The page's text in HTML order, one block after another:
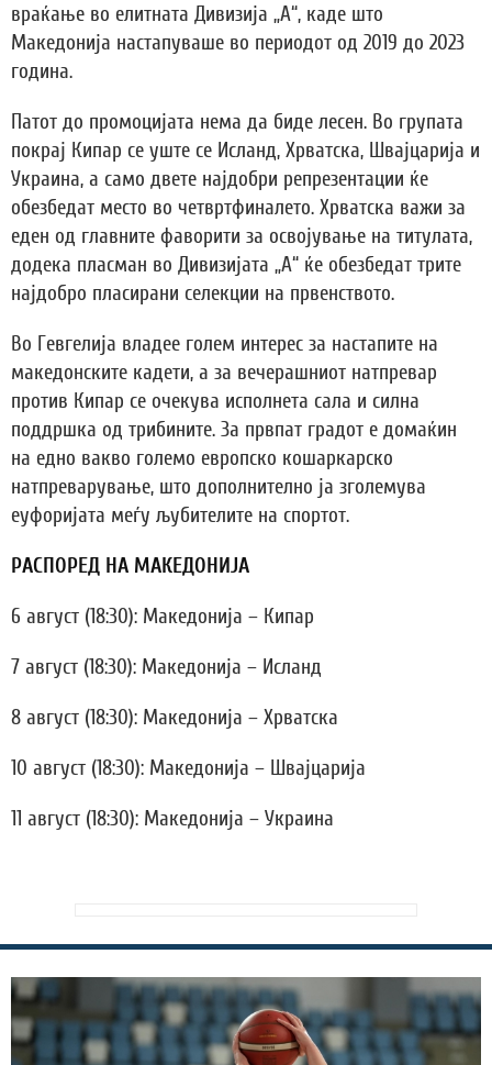
враќање во елитната Дивизија „А“, каде што
Македонија настапуваше во периодот од 2019 до 2023
година.
Патот до промоцијата нема да биде лесен. Во групата
покрај Кипар се уште се Исланд, Хрватска, Швајцарија и
Украина, а само двете најдобри репрезентации ќе
обезбедат место во четвртфиналето. Хрватска важи за
еден од главните фаворити за освојување на титулата,
додека пласман во Дивизијата „А“ ќе обезбедат трите
најдобро пласирани селекции на првенството.
Во Гевгелија владее голем интерес за настапите на
македонските кадети, а за вечерашниот натпревар
против Кипар се очекува исполнета сала и силна
поддршка од трибините. За првпат градот е домаќин
на едно вакво големо европско кошаркарско
натпреварување, што дополнително ја зголемува
еуфоријата меѓу љубителите на спортот.
РАСПОРЕД НА МАКЕДОНИЈА
6 август (18:30): Македонија – Кипар
7 август (18:30): Македонија – Исланд
8 август (18:30): Македонија – Хрватска
10 август (18:30): Македонија – Швајцарија
11 август (18:30): Македонија – Украина